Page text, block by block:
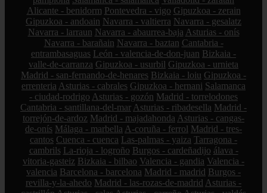
Alicante - benidorm Pontevedra - vigo Gipuzkoa - zerain
Gipuzkoa - andoain Navarra - valtierra Navarra - gesalatz
Navarra - larraun Navarra - abaurrea-baja Asturias - onís
Navarra - barañain Navarra - baztan Cantabria -
entrambasaguas León - valencia-de-don-juan Bizkaia -
valle-de-carranza Gipuzkoa - usurbil Gipuzkoa - urnieta
Madrid - san-fernando-de-henares Bizkaia - loiu Gipuzkoa -
errenteria Asturias - cabrales Gipuzkoa - hernani Salamanca
- ciudad-rodrigo Asturias - gozón Madrid - torrelodones
Cantabria - santillana-del-mar Asturias - ribadesella Madrid -
torrejón-de-ardoz Madrid - majadahonda Asturias - cangas-
de-onís Málaga - marbella A-coruña - ferrol Madrid - tres-
cantos Cuenca - cuenca Las-palmas - yaiza Tarragona -
cambrils La-rioja - logroño Burgos - cardeñadijo álava -
vitoria-gasteiz Bizkaia - bilbao Valencia - gandia Valencia -
valencia Barcelona - barcelona Madrid - madrid Burgos -
revilla-y-la-ahedo Madrid - las-rozas-de-madrid Asturias -